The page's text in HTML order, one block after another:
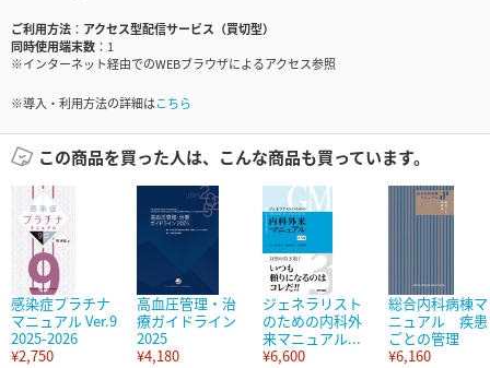
ご利用方法
アクセス型配信サービス（買切型）
同時使用端末数
1
※インターネット経由でのWEBブラウザによるアクセス参照
※導入・利用方法の詳細はこちら
この商品を買った人は、こんな商品も買っています。
感染症プラチナ
マニュアル Ver.9
2025-2026
¥2,750
高血圧管理・治
療ガイドライン
2025
¥4,180
ジェネラリスト
のための内科外
来マニュアル...
¥6,600
総合内科病棟マ
ニュアル 疾患
ごとの管理
¥6,160